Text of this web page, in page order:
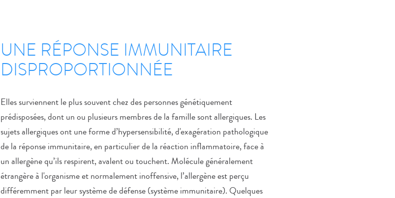
UNE RÉPONSE IMMUNITAIRE
DISPROPORTIONNÉE
Elles surviennent le plus souvent chez des personnes génétiquement
prédisposées, dont un ou plusieurs membres de la famille sont allergiques. Les
sujets allergiques ont une forme d’hypersensibilité, d'exagération pathologique
de la réponse immunitaire, en particulier de la réaction inflammatoire, face à
un allergène qu’ils respirent, avalent ou touchent. Molécule généralement
étrangère à l'organisme et normalement inoffensive, l’allergène est perçu
différemment par leur système de défense (système immunitaire). Quelques